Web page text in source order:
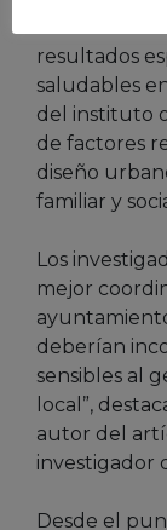
resultados
saludables
del instituto
de factores
diseño
familiar y
Los
mejor
deberían
sensibles al
local”,
autor del
investigador
Desde el